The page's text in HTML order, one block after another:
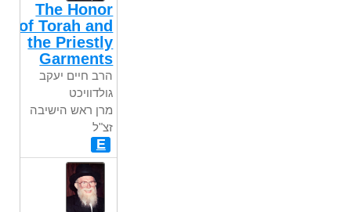
The Honor
of Torah and
the Priestly
Garments
הרב חיים יעקב
גולדוויכט
מרן ראש הישיבה
זצ"ל
E